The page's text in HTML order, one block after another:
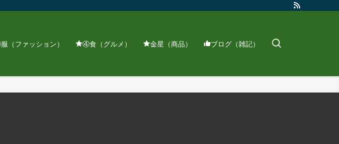
（ファッション） ④食（グルメ） 金星（商品） ブログ（雑記）